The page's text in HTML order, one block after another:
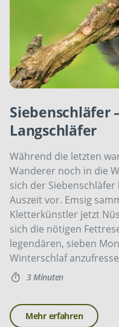
Siebenschläfer
Langschläfer
Während die letzten
Wanderer noch in die
sich der
Auszeit vor. Emsig
Kletterkünstler jetzt
sich die nötigen
legendären, sieben
Winterschlaf
3 Minuten
Mehr erfahren